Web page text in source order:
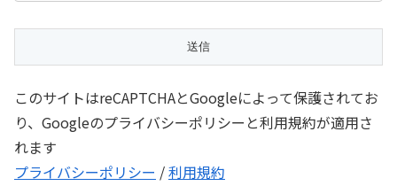
このサイトはreCAPTCHAとGoogleによって保護されてお
り、Googleのプライバシーポリシーと利用規約が適用さ
れます
プライバシーポリシー /利用規約